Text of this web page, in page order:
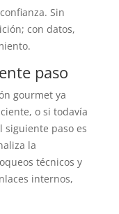
Sin
con datos,
paso
gourmet ya
o si todavía
siguiente paso es
la
técnicos y
internos,